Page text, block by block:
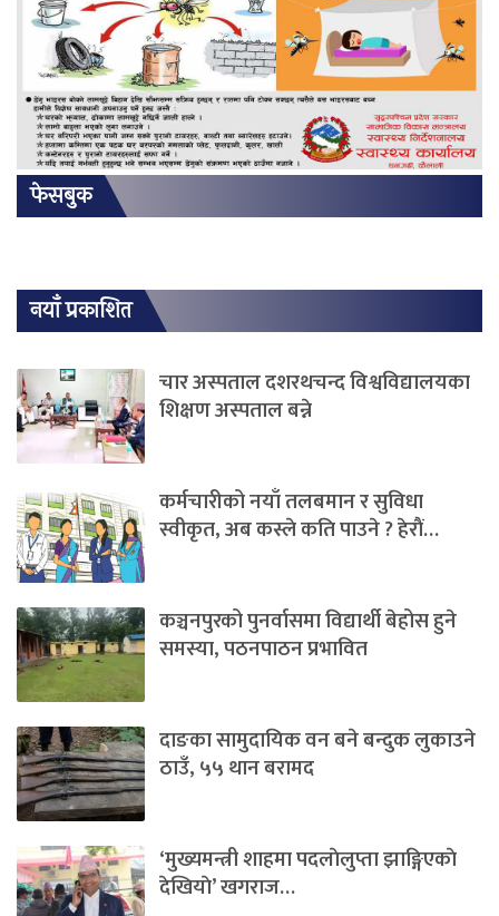
फेसबुक
नयाँ प्रकाशित
चार अस्पताल दशरथचन्द विश्वविद्यालयका
शिक्षण अस्पताल बन्ने
कर्मचारीको नयाँ तलबमान र सुविधा
स्वीकृत, अब कस्ले कति पाउने ? हेराैं…
कञ्चनपुरको पुनर्वासमा विद्यार्थी बेहोस हुने
समस्या, पठनपाठन प्रभावित
दाङका सामुदायिक वन बने बन्दुक लुकाउने
ठाउँ, ५५ थान बरामद
‘मुख्यमन्त्री शाहमा पदलाेलुप्ता झाङ्गिएकाे
देखियाे’ खगराज…